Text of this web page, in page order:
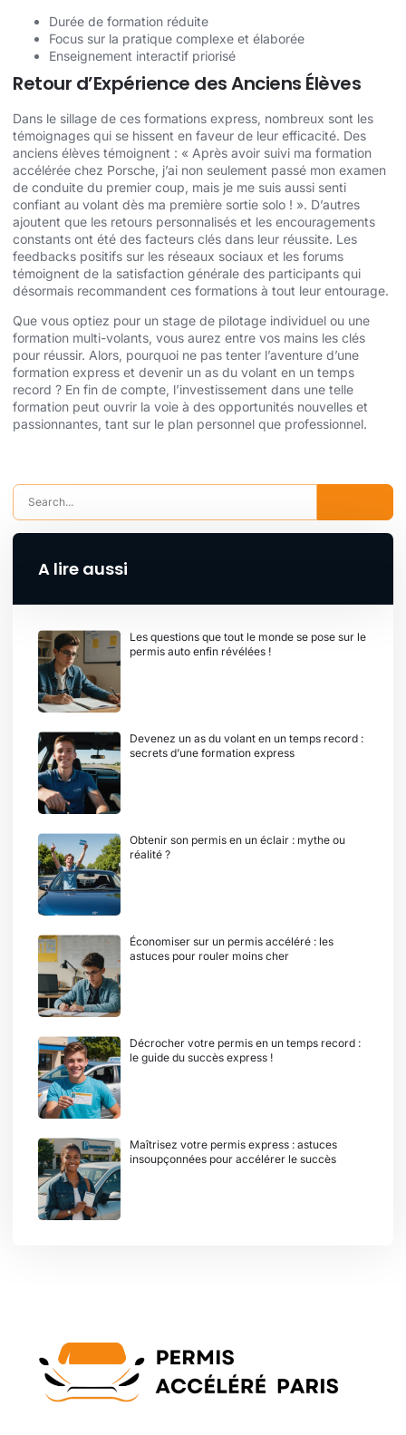
Durée de formation réduite
Focus sur la pratique complexe et élaborée
Enseignement interactif priorisé
Retour d’Expérience des Anciens Élèves
Dans le sillage de ces formations express, nombreux sont les
témoignages qui se hissent en faveur de leur efficacité. Des
anciens élèves témoignent : « Après avoir suivi ma formation
accélérée chez Porsche, j’ai non seulement passé mon examen
de conduite du premier coup, mais je me suis aussi senti
confiant au volant dès ma première sortie solo ! ». D’autres
ajoutent que les retours personnalisés et les encouragements
constants ont été des facteurs clés dans leur réussite. Les
feedbacks positifs sur les réseaux sociaux et les forums
témoignent de la satisfaction générale des participants qui
désormais recommandent ces formations à tout leur entourage.
Que vous optiez pour un stage de pilotage individuel ou une
formation multi-volants, vous aurez entre vos mains les clés
pour réussir. Alors, pourquoi ne pas tenter l’aventure d’une
formation express et devenir un as du volant en un temps
record ? En fin de compte, l’investissement dans une telle
formation peut ouvrir la voie à des opportunités nouvelles et
passionnantes, tant sur le plan personnel que professionnel.
A lire aussi
Les questions que tout le monde se pose sur le
permis auto enfin révélées !
Devenez un as du volant en un temps record :
secrets d’une formation express
Obtenir son permis en un éclair : mythe ou
réalité ?
Économiser sur un permis accéléré : les
astuces pour rouler moins cher
Décrocher votre permis en un temps record :
le guide du succès express !
Maîtrisez votre permis express : astuces
insoupçonnées pour accélérer le succès